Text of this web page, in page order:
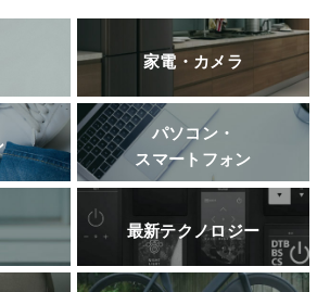
家電・カメラ
パソコン・
スマートフォン
最新テクノロジー